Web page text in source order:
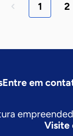
1 2
Entre em
Visite